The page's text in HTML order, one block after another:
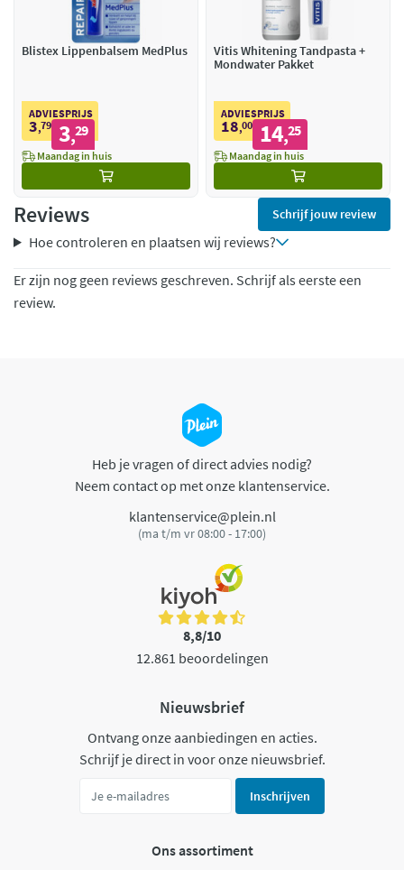
Blistex Lippenbalsem MedPlus
ADVIESPRIJS
3,79 3,29
Maandag in huis
Vitis Whitening Tandpasta +
Mondwater Pakket
ADVIESPRIJS
18,00 14,25
Maandag in huis
Reviews Schrijf jouw review
Hoe controleren en plaatsen wij reviews?
Er zijn nog geen reviews geschreven. Schrijf als eerste een
review.
Heb je vragen of direct advies nodig?
Neem contact op met onze klantenservice.
klantenservice@plein.nl
(ma t/m vr 08:00 - 17:00)
8,8/10
12.861 beoordelingen
Nieuwsbrief
Ontvang onze aanbiedingen en acties.
Schrijf je direct in voor onze nieuwsbrief.
Inschrijven
Ons assortiment